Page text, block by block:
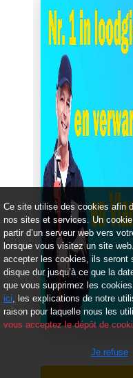
Précédent
Ce site utilise des cookies afin
nos sites et services. Un
partir d’un serveur web vers
lorsque vous visitez un site
accepter les cookies, ils seront
disque dur jusqu’à ce que la
que vous supprimez les
ici, les explications de notre
raison pour laquelle nous les
vous acceptez le dépôt de
Je refuse